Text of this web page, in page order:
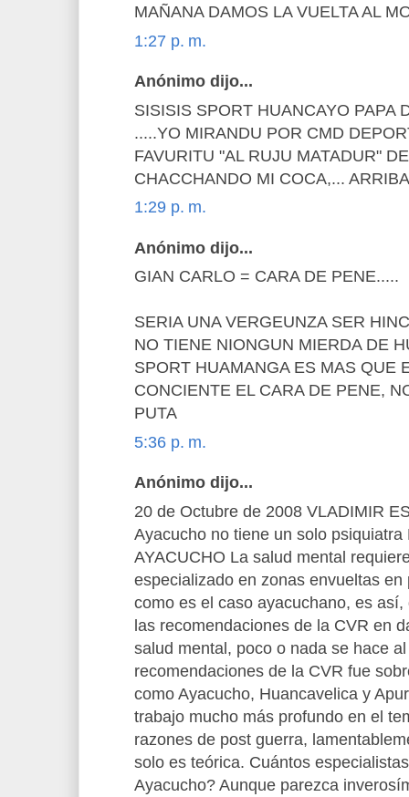
MAÑANA DAMOS LA VUELTA AL
1:27 p. m.
Anónimo dijo...
SISISIS SPORT HUANCAYO PAPA
.....YO MIRANDU POR CMD
FAVURITU "AL RUJU MATADUR"
CHACCHANDO MI COCA,...
1:29 p. m.
Anónimo dijo...
GIAN CARLO = CARA DE PENE.....
SERIA UNA VERGEUNZA SER
NO TIENE NIONGUN MIERDA DE
SPORT HUAMANGA ES MAS QUE
CONCIENTE EL CARA DE PENE,
PUTA
5:36 p. m.
Anónimo dijo...
20 de Octubre de 2008 VLADIMIR
Ayacucho no tiene un solo psiquiatra
AYACUCHO La salud mental
especializado en zonas envueltas
como es el caso ayacuchano, es
las recomendaciones de la CVR en
salud mental, poco o nada se hace
recomendaciones de la CVR fue
como Ayacucho, Huancavelica y
trabajo mucho más profundo en el
razones de post guerra,
solo es teórica. Cuántos
Ayacucho? Aunque parezca